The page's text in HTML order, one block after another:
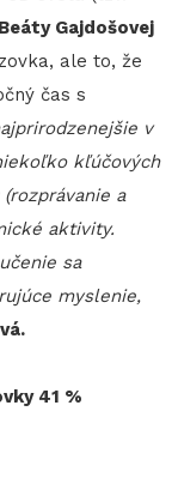
Gajdošovej
ale to, že
čas s
v
kľúčových
a
aktivity.
sa
myslenie,
41 %